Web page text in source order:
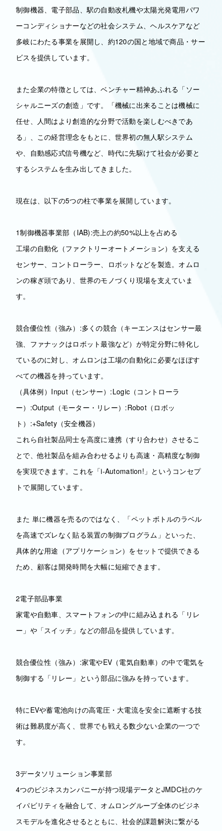
制御機器、電子部品、駅の自動改札機や太陽光発電用パワ
ーコンディショナーなどの社会システム、ヘルスケアなど
多岐にわたる事業を展開し、約120の国と地域で商品・サー
ビスを提供しています。
また企業の特徴としては、ベンチャー精神あふれる「ソー
シャルニーズの創造」です。「機械に出来ることは機械に
任せ、人間はより創造的な分野で活動を楽しむべきであ
る」、この経営理念をもとに、世界初の無人駅システム
や、自動感応式信号機など、時代に先駆けて社会が必要と
するシステムを生み出してきました。
現在は、以下の5つの柱で事業を展開しています。
1制御機器事業部（IAB):売上の約50%以上を占める
工場の自動化（ファクトリーオートメーション）を支える
センサー、コントローラー、ロボットなどを製造。オムロ
ンの稼ぎ頭であり、世界のモノづくり現場を支えていま
す。
競合優位性（強み）:多くの競合（キーエンスはセンサー最
強、ファナックはロボット最強など）が特定分野に特化し
ているのに対し、オムロンは工場の自動化に必要なほぼす
べての機器を持っています。
（具体例）Input（センサー）:Logic（コントローラ
ー）:Output（モーター・リレー）:Robot（ロボッ
ト）:+Safety（安全機器）
これら自社製品同士を高度に連携（すり合わせ）させるこ
とで、他社製品を組み合わせるよりも高速・高精度な制御
を実現できます。これを「i-Automation!」というコンセプ
トで展開しています。
また 単に機器を売るのではなく、「ペットボトルのラベル
を高速でズレなく貼る装置の制御プログラム」といった、
具体的な用途（アプリケーション）をセットで提供できる
ため、顧客は開発時間を大幅に短縮できます。
2電子部品事業
家電や自動車、スマートフォンの中に組み込まれる「リレ
ー」や「スイッチ」などの部品を提供しています。
競合優位性（強み）:家電やEV（電気自動車）の中で電気を
制御する「リレー」という部品に強みを持っています。
特にEVや蓄電池向けの高電圧・大電流を安全に遮断する技
術は難易度が高く、世界でも戦える数少ない企業の一つで
す。
3データソリューション事業部
4つのビジネスカンパニーが持つ現場データとJMDC社のケ
イパビリティを融合して、オムロングループ全体のビジネ
スモデルを進化させるとともに、社会的課題解決に繋がる